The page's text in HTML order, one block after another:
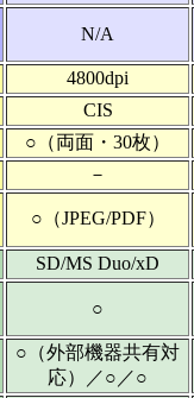
N/A
4800dpi
CIS
○（両面・30枚）
－
○（JPEG/PDF）
SD/MS Duo/xD
○
○（外部機器共有対
応）／○／○